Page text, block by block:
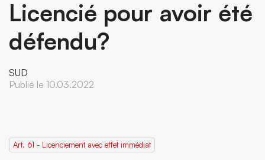
Licencié pour avoir été
défendu?
SUD
Publié le 10.03.2022
Art. 61 - Licenciement avec effet immédiat